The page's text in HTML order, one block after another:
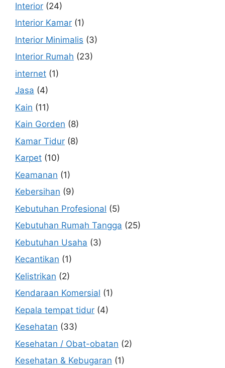
Interior (24)
Interior Kamar (1)
Interior Minimalis (3)
Interior Rumah (23)
internet (1)
Jasa (4)
Kain (11)
Kain Gorden (8)
Kamar Tidur (8)
Karpet (10)
Keamanan (1)
Kebersihan (9)
Kebutuhan Profesional (5)
Kebutuhan Rumah Tangga (25)
Kebutuhan Usaha (3)
Kecantikan (1)
Kelistrikan (2)
Kendaraan Komersial (1)
Kepala tempat tidur (4)
Kesehatan (33)
Kesehatan / Obat-obatan (2)
Kesehatan & Kebugaran (1)